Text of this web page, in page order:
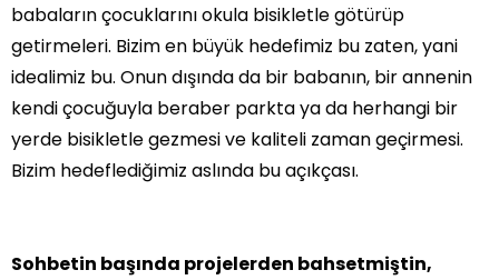
babaların çocuklarını okula bisikletle götürüp
getirmeleri. Bizim en büyük hedefimiz bu zaten, yani
idealimiz bu. Onun dışında da bir babanın, bir annenin
kendi çocuğuyla beraber parkta ya da herhangi bir
yerde bisikletle gezmesi ve kaliteli zaman geçirmesi.
Bizim hedeflediğimiz aslında bu açıkçası.
Sohbetin başında projelerden bahsetmiştin,